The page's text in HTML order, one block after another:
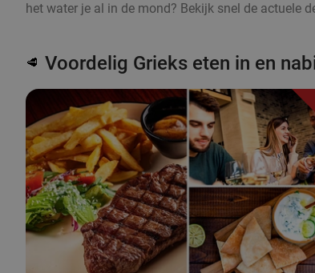
het water je al in de mond? Bekijk snel de actuele
🥩 Voordelig Grieks eten in en